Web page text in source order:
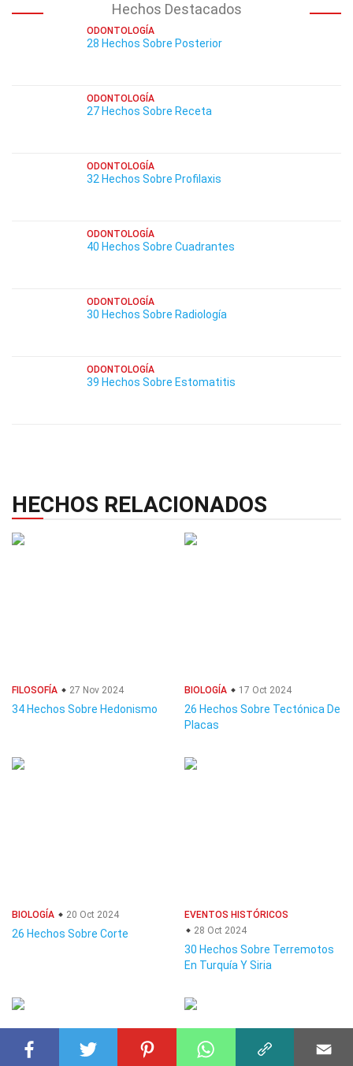
Hechos Destacados
ODONTOLOGÍA
28 Hechos Sobre Posterior
ODONTOLOGÍA
27 Hechos Sobre Receta
ODONTOLOGÍA
32 Hechos Sobre Profilaxis
ODONTOLOGÍA
40 Hechos Sobre Cuadrantes
ODONTOLOGÍA
30 Hechos Sobre Radiología
ODONTOLOGÍA
39 Hechos Sobre Estomatitis
HECHOS RELACIONADOS
FILOSOFÍA 27 Nov 2024
34 Hechos Sobre Hedonismo
BIOLOGÍA 17 Oct 2024
26 Hechos Sobre Tectónica De
Placas
BIOLOGÍA 20 Oct 2024
26 Hechos Sobre Corte
EVENTOS HISTÓRICOS
28 Oct 2024
30 Hechos Sobre Terremotos
En Turquía Y Siria